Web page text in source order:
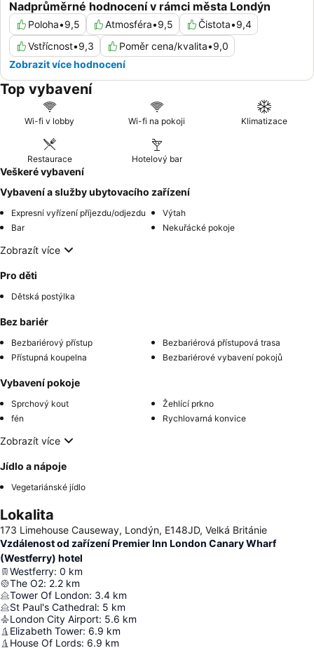
Nadprůměrné hodnocení v rámci města Londýn
Poloha•9,5 Atmosféra•9,5 Čistota•9,4
Vstřícnost•9,3 Poměr cena/kvalita•9,0
Zobrazit více hodnocení
Top vybavení
Wi-fi v lobby Wi-fi na pokoji Klimatizace
Restaurace Hotelový bar
Veškeré vybavení
Vybavení a služby ubytovacího zařízení
Expresní vyřízení příjezdu/odjezdu
Výtah
Bar
Nekuřácké pokoje
Zobrazít více
Pro děti
Dětská postýlka
Bez bariér
Bezbariérový přístup
Bezbariérová přístupová trasa
Přístupná koupelna
Bezbariérové vybavení pokojů
Vybavení pokoje
Sprchový kout
Žehlící prkno
fén
Rychlovarná konvice
Zobrazít více
Jídlo a nápoje
Vegetariánské jídlo
Lokalita
173 Limehouse Causeway, Londýn, E148JD, Velká Británie
Vzdálenost od zařízení Premier Inn London Canary Wharf
(Westferry) hotel
Westferry: 0 km
The O2: 2.2 km
Tower Of London: 3.4 km
St Paul's Cathedral: 5 km
London City Airport: 5.6 km
Elizabeth Tower: 6.9 km
House Of Lords: 6.9 km